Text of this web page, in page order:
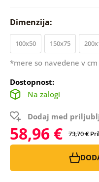
Dimenzija:
100x50 150x75
*mere so navedene v
Dostopnost:
Na zalogi
Dodaj med
58,96 € 73,70 €